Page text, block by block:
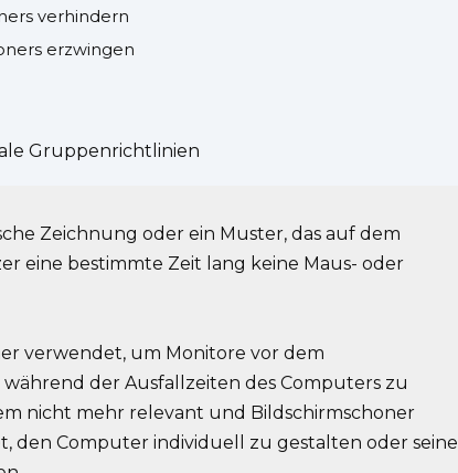
verhindern
erzwingen
Gruppenrichtlinien
Zeichnung oder ein Muster, das auf dem
eine bestimmte Zeit lang keine Maus- oder
verwendet, um Monitore vor dem
der Ausfallzeiten des Computers zu
nicht mehr relevant und Bildschirmschoner
den Computer individuell zu gestalten oder seine